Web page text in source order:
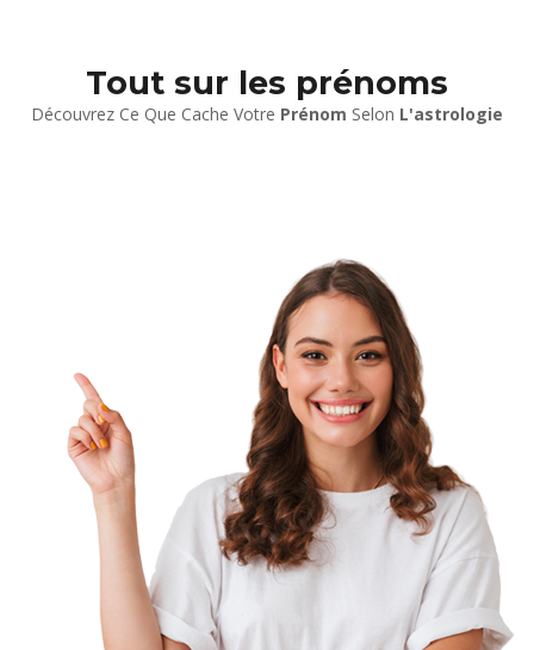
Tout sur les prénoms
Découvrez Ce Que Cache Votre Prénom Selon L'astrologie